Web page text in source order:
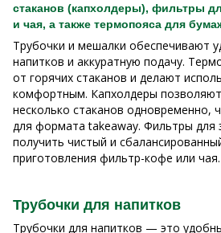
стаканов (капхолдеры), фильтры
и чая, а также термопояса для
Трубочки и мешалки обеспечивают
напитков и аккуратную подачу.
от горячих стаканов и делают
комфортным. Капхолдеры
несколько стаканов одновременно,
для формата takeaway. Фильтры для
получить чистый и
приготовления фильтр-кофе или чая.
Трубочки для напитков
Трубочки для напитков — это